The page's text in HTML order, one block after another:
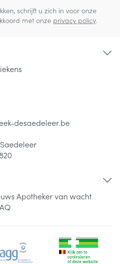
schrijft u zich in voor onze
met onze privacy policy.
desaedeleer.be
Apotheker van wacht